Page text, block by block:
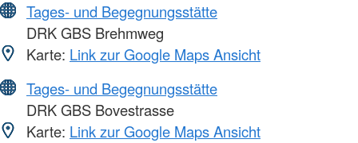
Tages- und Begegnungsstätte
DRK GBS Brehmweg
Karte: Link zur Google Maps Ansicht
Tages- und Begegnungsstätte
DRK GBS Bovestrasse
Karte: Link zur Google Maps Ansicht